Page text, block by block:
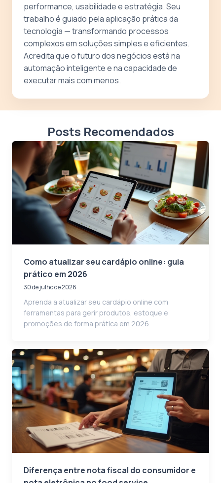
performance, usabilidade e estratégia. Seu
trabalho é guiado pela aplicação prática da
tecnologia — transformando processos
complexos em soluções simples e eficientes.
Acredita que o futuro dos negócios está na
automação inteligente e na capacidade de
executar mais com menos.
Posts Recomendados
Como atualizar seu cardápio online: guia
prático em 2026
30 de julho de 2026
Aprenda a atualizar seu cardápio online com
ferramentas para gerir produtos, estoque e
promoções de forma prática em 2026.
Diferença entre nota fiscal do consumidor e